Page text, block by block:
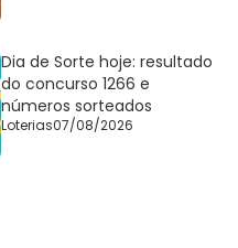
Dia de Sorte hoje: resultado
do concurso 1266 e
números sorteados
Loterias07/08/2026